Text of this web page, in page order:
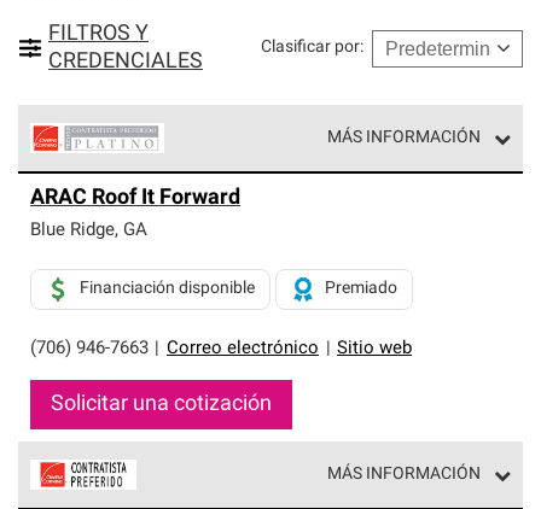
FILTROS Y
CREDENCIALES
Clasificar por:
MÁS INFORMACIÓN
Corning constituyen el nivel superior de nuestra red
exclusiva y cumplen con estándares estrictos de
Solo ellos pueden ofrecer nuestra mejor garantía de
sistemas de techos.
ARAC Roof It Forward
Blue Ridge, GA
(706) 946-7663 Correo electrónico Sitio web
Financiación disponible Premiado
Solicitar una cotización
MÁS INFORMACIÓN